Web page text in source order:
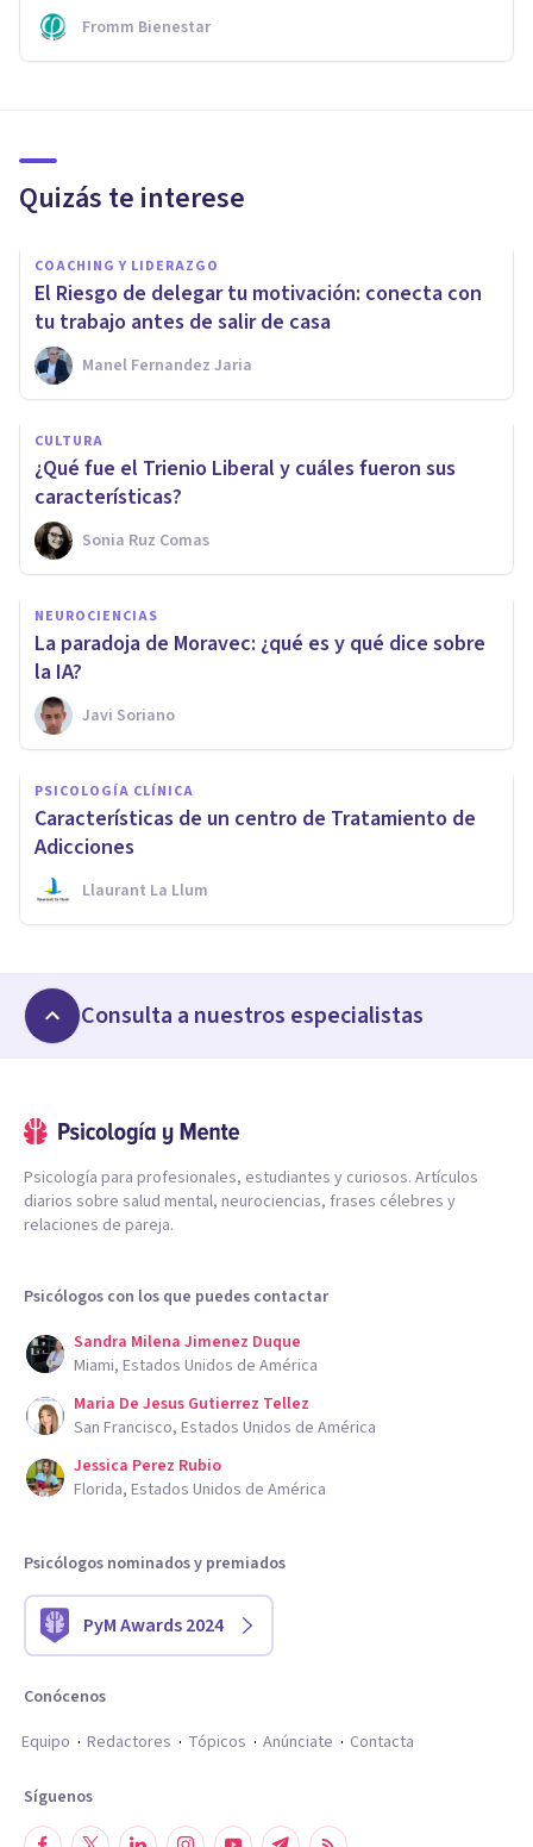
Fromm Bienestar
Quizás te interese
COACHING Y LIDERAZGO
El Riesgo de delegar tu motivación: conecta con
tu trabajo antes de salir de casa
Manel Fernandez Jaria
CULTURA
¿Qué fue el Trienio Liberal y cuáles fueron sus
características?
Sonia Ruz Comas
NEUROCIENCIAS
La paradoja de Moravec: ¿qué es y qué dice sobre
la IA?
Javi Soriano
PSICOLOGÍA CLÍNICA
Características de un centro de Tratamiento de
Adicciones
Llaurant La Llum
Consulta a nuestros especialistas
Psicología para profesionales, estudiantes y curiosos. Artículos
diarios sobre salud mental, neurociencias, frases célebres y
relaciones de pareja.
Psicólogos con los que puedes contactar
Sandra Milena Jimenez Duque
Miami, Estados Unidos de América
Maria De Jesus Gutierrez Tellez
San Francisco, Estados Unidos de América
Jessica Perez Rubio
Florida, Estados Unidos de América
Psicólogos nominados y premiados
PyM Awards 2024
Conócenos
Equipo
Redactores Tópicos Anúnciate Contacta
Síguenos